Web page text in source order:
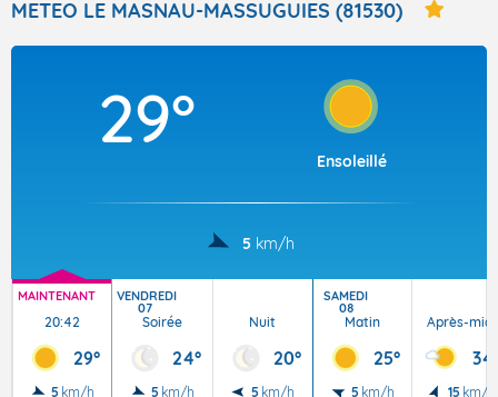
Articles
METEO LE MASNAU-MASSUGUIES (81530)
29°
Ensoleillé
5 km/h
MAINTENANT
20:42
29°
5 km/h
VENDREDI
07
Soirée
24°
5 km/h
Nuit
20°
5 km/h
SAMEDI
08
Matin
25°
5 km/h
Après-midi
15 km/h